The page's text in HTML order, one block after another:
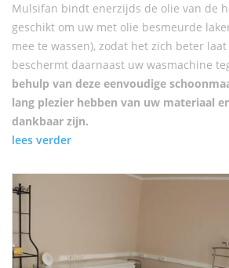
Mulsifan bindt enerzijds de olie van de
geschikt om uw met olie besmeurde
mee te wassen), zodat het zich beter
beschermt daarnaast uw wasmachine
behulp van deze eenvoudige
lang plezier hebben van uw materiaal
dankbaar zijn.
lees verder